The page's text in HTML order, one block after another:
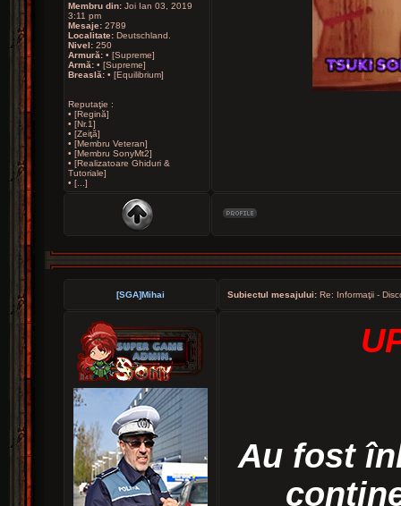
Membru din: Joi Ian 03, 2019
3:11 pm
Mesaje: 2789
Localitate: Deutschland.
Nivel: 250
Armură: • [Supreme]
Armă: • [Supreme]
Breaslă: • [Equilibrium]
Reputaţie :
• [Regină]
• [Nr.1]
• [Zeiţă]
• [Membru Veteran]
• [Membru SonyMt2]
• [Realizatoare Ghiduri &
Tutoriale]
• [...]
[SGA]Mihai Subiectul mesajului: Re: Informaţii -
Au fost